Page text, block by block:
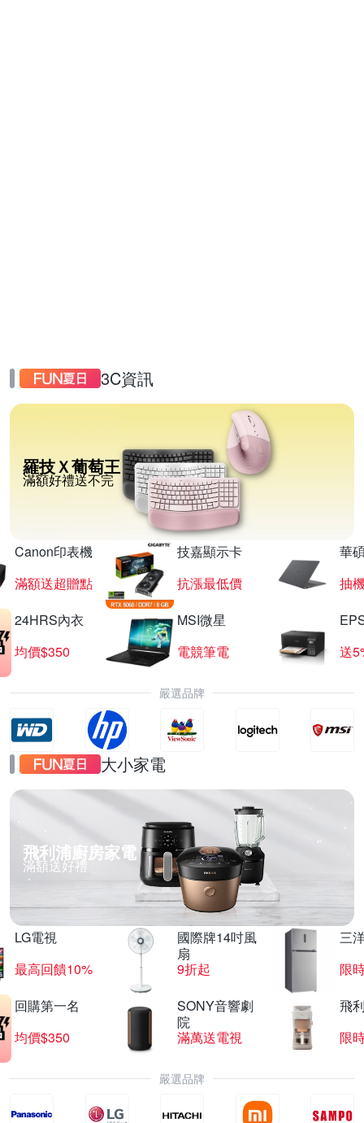
3C資訊
羅技Ｘ葡萄王
滿額好禮送不完
Canon印表機
滿額送超贈點
技嘉顯示卡
抗漲最低價
華
抽
24HRS內衣
均價$350
MSI微星
電競筆電
送
嚴選品牌
大小家電
飛利浦廚房家電
滿額送好禮
LG電視
最高回饋10%
國際牌14吋風
扇
9折起
三
限
回購第一名
均價$350
SONY音響劇
院
滿萬送電視
飛
限
嚴選品牌